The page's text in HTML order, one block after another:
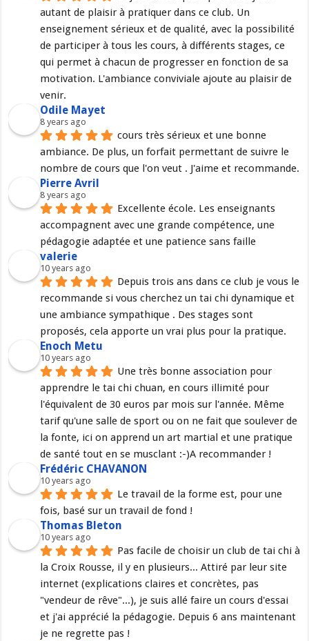
autant de plaisir à pratiquer dans ce club. Un
enseignement sérieux et de qualité, avec la possibilité
de participer à tous les cours, à différents stages, ce
qui permet à chacun de progresser en fonction de sa
motivation. L'ambiance conviviale ajoute au plaisir de
venir.
Odile Mayet
8 years ago
cours très sérieux et une bonne
ambiance. De plus, un forfait permettant de suivre le
nombre de cours que l'on veut . J'aime et recommande.
Pierre Avril
8 years ago
Excellente école. Les enseignants
accompagnent avec une grande compétence, une
pédagogie adaptée et une patience sans faille
valerie
10 years ago
Depuis trois ans dans ce club je vous le
recommande si vous cherchez un tai chi dynamique et
une ambiance sympathique . Des stages sont
proposés, cela apporte un vrai plus pour la pratique.
Enoch Metu
10 years ago
Une très bonne association pour
apprendre le tai chi chuan, en cours illimité pour
l'équivalent de 30 euros par mois sur l'année. Même
tarif qu'une salle de sport ou on ne fait que soulever de
la fonte, ici on apprend un art martial et une pratique
de santé tout en se musclant :-)A recommander !
Frédéric CHAVANON
10 years ago
Le travail de la forme est, pour une
fois, basé sur un travail de fond !
Thomas Bleton
10 years ago
Pas facile de choisir un club de tai chi à
la Croix Rousse, il y en plusieurs... Attiré par leur site
internet (explications claires et concrètes, pas
"vendeur de rêve"...), je suis allé faire un cours d'essai
et j'ai apprécié la pédagogie. Depuis 6 ans maintenant
je ne regrette pas !